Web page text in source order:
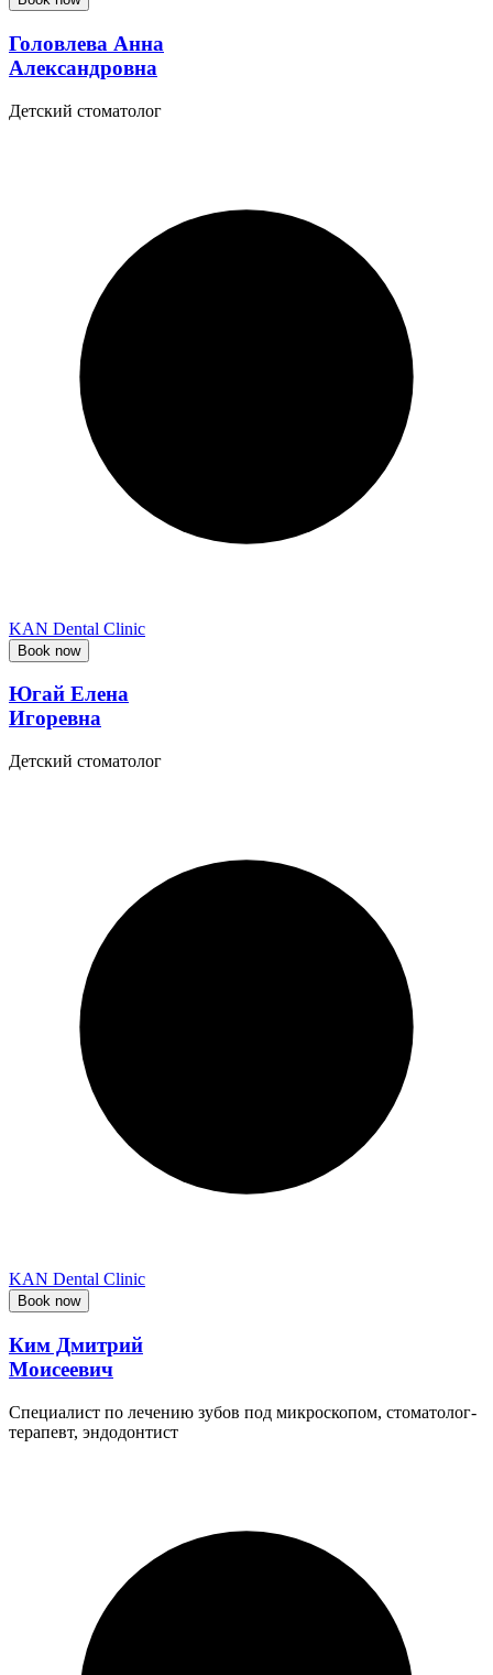
Головлева Анна
Александровна
Детский стоматолог
KAN Dental Clinic
Book now
Югай Елена
Игоревна
Детский стоматолог
KAN Dental Clinic
Book now
Ким Дмитрий
Моисеевич
Специалист по лечению зубов под микроскопом, стоматолог-
терапевт, эндодонтист